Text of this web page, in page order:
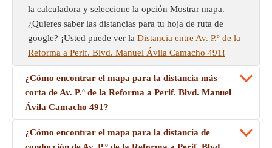
la calculadora y seleccione la opción Mostrar mapa.
¿Quieres saber las distancias para tu hoja de ruta de
google? ¡Usted puede ver la Distancia entre Av. P.º de la
Reforma a Perif. Blvd. Manuel Ávila Camacho 491!
¿Cómo encontrar el mapa para la distancia más
corta de Av. P.º de la Reforma a Perif. Blvd. Manuel
Ávila Camacho 491?
¿Cómo encontrar el mapa para la distancia de